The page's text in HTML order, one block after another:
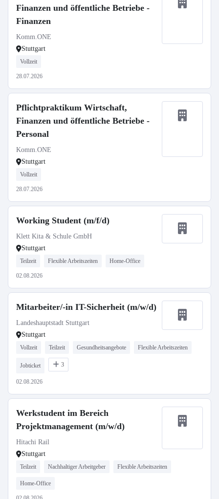
Finanzen und öffentliche Betriebe -
Finanzen
Komm.ONE
Stuttgart
Vollzeit
28.07.2026
Pflichtpraktikum Wirtschaft,
Finanzen und öffentliche Betriebe -
Personal
Komm.ONE
Stuttgart
Vollzeit
28.07.2026
Working Student (m/f/d)
Klett Kita & Schule GmbH
Stuttgart
Teilzeit Flexible Arbeitszeiten Home-Office
02.08.2026
Mitarbeiter/-in IT-Sicherheit (m/w/d)
Landeshauptstadt Stuttgart
Stuttgart
Vollzeit Teilzeit Gesundheitsangebote Flexible Arbeitszeiten
Jobticket 3
02.08.2026
Werkstudent im Bereich
Projektmanagement (m/w/d)
Hitachi Rail
Stuttgart
Teilzeit Nachhaltiger Arbeitgeber Flexible Arbeitszeiten
Home-Office